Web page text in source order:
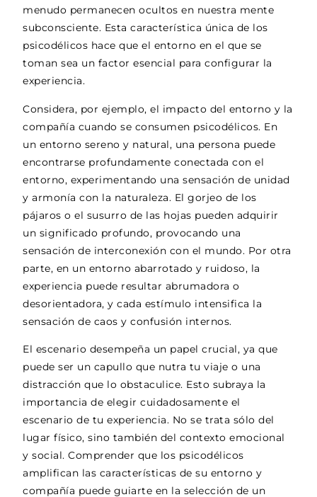
menudo permanecen ocultos en nuestra mente
subconsciente. Esta característica única de los
psicodélicos hace que el entorno en el que se
toman sea un factor esencial para configurar la
experiencia.
Considera, por ejemplo, el impacto del entorno y la
compañía cuando se consumen psicodélicos. En
un entorno sereno y natural, una persona puede
encontrarse profundamente conectada con el
entorno, experimentando una sensación de unidad
y armonía con la naturaleza. El gorjeo de los
pájaros o el susurro de las hojas pueden adquirir
un significado profundo, provocando una
sensación de interconexión con el mundo. Por otra
parte, en un entorno abarrotado y ruidoso, la
experiencia puede resultar abrumadora o
desorientadora, y cada estímulo intensifica la
sensación de caos y confusión internos.
El escenario desempeña un papel crucial, ya que
puede ser un capullo que nutra tu viaje o una
distracción que lo obstaculice. Esto subraya la
importancia de elegir cuidadosamente el
escenario de tu experiencia. No se trata sólo del
lugar físico, sino también del contexto emocional
y social. Comprender que los psicodélicos
amplifican las características de su entorno y
compañía puede guiarte en la selección de un